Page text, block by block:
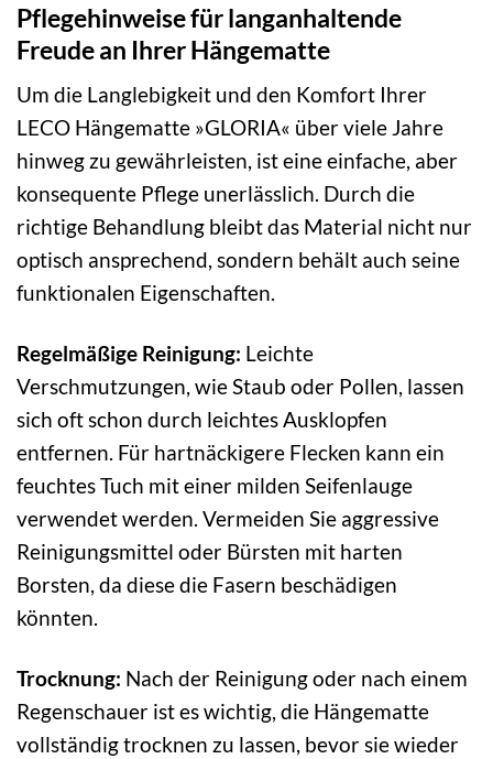
Pflegehinweise für langanhaltende
Freude an Ihrer Hängematte
Um die Langlebigkeit und den Komfort Ihrer
LECO Hängematte »GLORIA« über viele Jahre
hinweg zu gewährleisten, ist eine einfache, aber
konsequente Pflege unerlässlich. Durch die
richtige Behandlung bleibt das Material nicht nur
optisch ansprechend, sondern behält auch seine
funktionalen Eigenschaften.
Regelmäßige Reinigung: Leichte
Verschmutzungen, wie Staub oder Pollen, lassen
sich oft schon durch leichtes Ausklopfen
entfernen. Für hartnäckigere Flecken kann ein
feuchtes Tuch mit einer milden Seifenlauge
verwendet werden. Vermeiden Sie aggressive
Reinigungsmittel oder Bürsten mit harten
Borsten, da diese die Fasern beschädigen
könnten.
Trocknung: Nach der Reinigung oder nach einem
Regenschauer ist es wichtig, die Hängematte
vollständig trocknen zu lassen, bevor sie wieder